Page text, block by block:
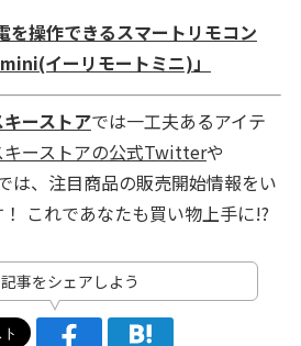
を操作できるスマートリモコン
イーリモートミニ)」
キーストアでは一工夫あるアイテ
キーストアの公式Twitterや
は、注目商品の販売開始情報をい
これであなたも買い物上手に!?
事をシェアしよう